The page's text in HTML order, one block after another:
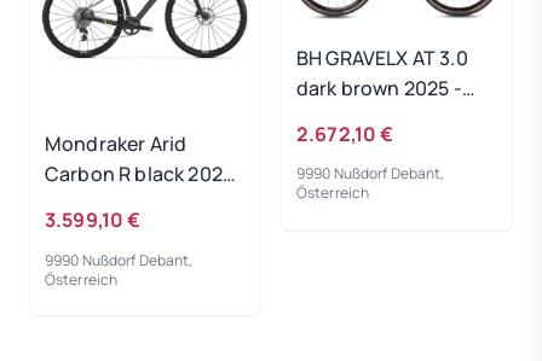
Mondraker Arid
Carbon R black 2025
3.599,10 €
9990 Nußdorf Debant,
Österreich
BH GRAVELX AT 3.0
dark brown 2025 -
2.672,10 €
9990 Nußdorf Debant,
Österreich